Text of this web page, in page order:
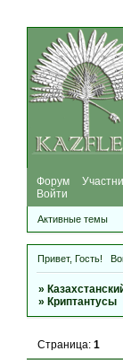
Форум
Войти
Активные темы
Привет, Гость!
»
»Криптантусы
Страница:1